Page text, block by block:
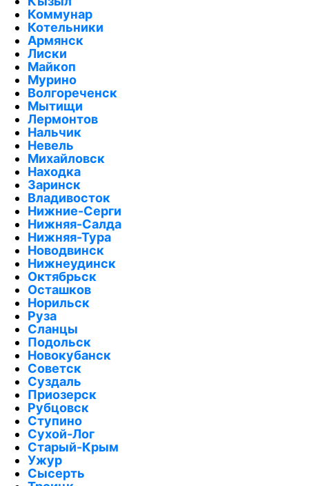
Коммунар
Котельники
Армянск
Лиски
Майкоп
Мурино
Волгореченск
Мытищи
Лермонтов
Нальчик
Невель
Михайловск
Находка
Заринск
Владивосток
Нижние-Серги
Нижняя-Салда
Нижняя-Тура
Новодвинск
Нижнеудинск
Октябрьск
Осташков
Норильск
Руза
Сланцы
Подольск
Новокубанск
Советск
Суздаль
Приозерск
Рубцовск
Ступино
Сухой-Лог
Старый-Крым
Ужур
Сысерть